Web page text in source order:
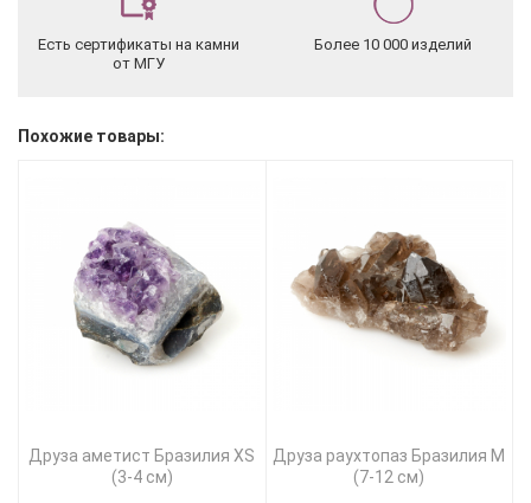
Есть сертификаты на камни
от МГУ
Более 10 000 изделий
Похожие товары:
Друза аметист Бразилия XS
(3-4 см)
Друза раухтопаз Бразилия M
(7-12 см)